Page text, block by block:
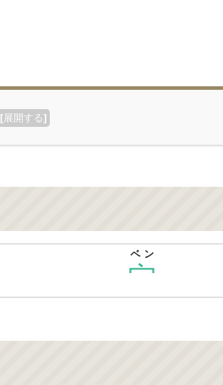
[展開する]
宀
ベン